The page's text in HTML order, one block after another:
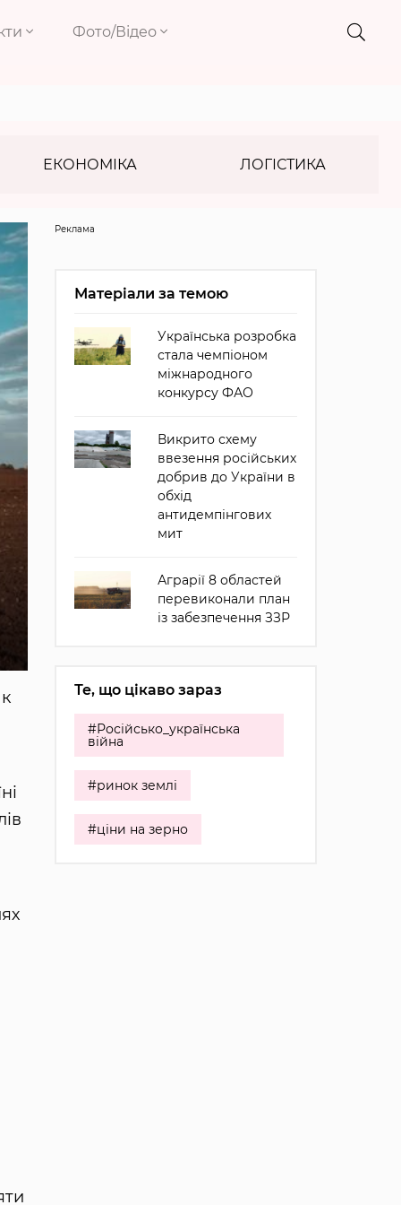
Фото/Відео
ЕКОНОМІКА ЛОГІСТИКА
Реклама
Матеріали за темою
Українська розробка
стала чемпіоном
міжнародного
конкурсу ФАО
Викрито схему
ввезення російських
добрив до України в
обхід
антидемпінгових
мит
Аграрії 8 областей
перевиконали план
із забезпечення ЗЗР
Те, що цікаво зараз
#Російсько_українська
війна
#ринок землі
#ціни на зерно